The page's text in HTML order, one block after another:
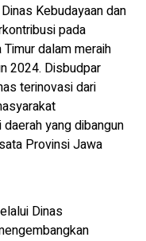
Kebudayaan dan
pada
dalam meraih
2024. Disbudpar
terinovasi dari
yang dibangun
Provinsi Jawa
Dinas